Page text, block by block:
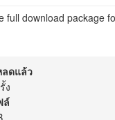
full download package
ดแล้ว
ง
ล์